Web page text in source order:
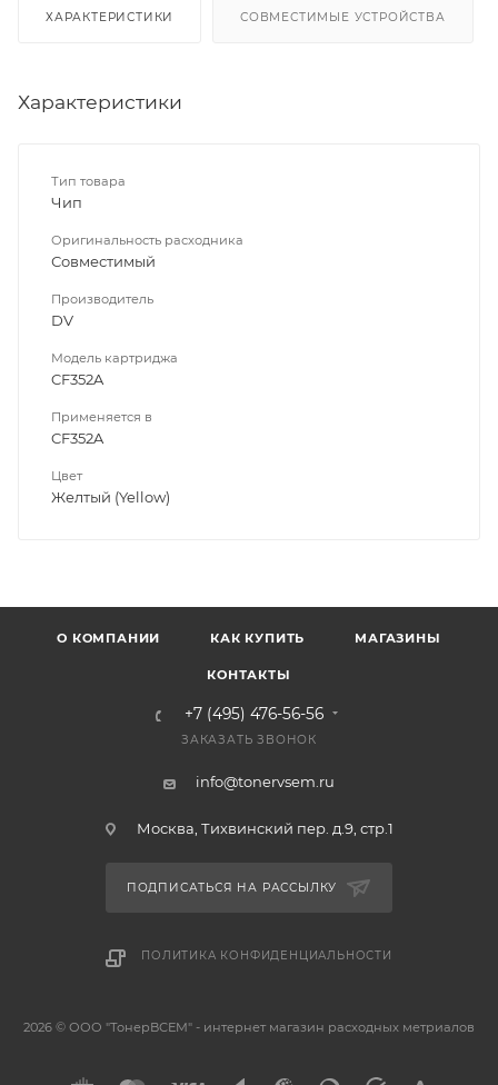
ХАРАКТЕРИСТИКИ СОВМЕСТИМЫЕ УСТРОЙСТВА
Характеристики
Тип товара
Чип
Оригинальность расходника
Совместимый
Производитель
DV
Модель картриджа
CF352A
Применяется в
CF352A
Цвет
Желтый (Yellow)
О КОМПАНИИ КАК КУПИТЬ МАГАЗИНЫ
КОНТАКТЫ
+7 (495) 476-56-56
ЗАКАЗАТЬ ЗВОНОК
info@tonervsem.ru
Москва, Тихвинский пер. д.9, стр.1
ПОДПИСАТЬСЯ НА РАССЫЛКУ
ПОЛИТИКА КОНФИДЕНЦИАЛЬНОСТИ
2026 © ООО "ТонерВСЕМ" - интернет магазин расходных метриалов